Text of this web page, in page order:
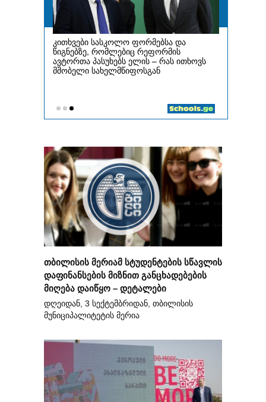
თბილისის მერიამ სტუდენტების სწავლის
დაფინანსების მიზნით განცხადებების
მიღება დაიწყო – დეტალები
დღეიდან, 3 სექტემბრიდან, თბილისის
მუნიციპალიტეტის მერია